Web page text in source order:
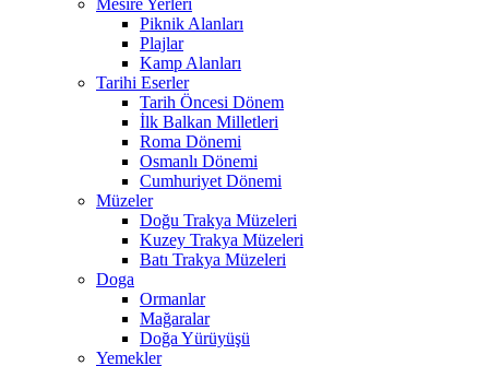
Mesire Yerleri
Piknik Alanları
Plajlar
Kamp Alanları
Tarihi Eserler
Tarih Öncesi Dönem
İlk Balkan Milletleri
Roma Dönemi
Osmanlı Dönemi
Cumhuriyet Dönemi
Müzeler
Doğu Trakya Müzeleri
Kuzey Trakya Müzeleri
Batı Trakya Müzeleri
Doga
Ormanlar
Mağaralar
Doğa Yürüyüşü
Yemekler